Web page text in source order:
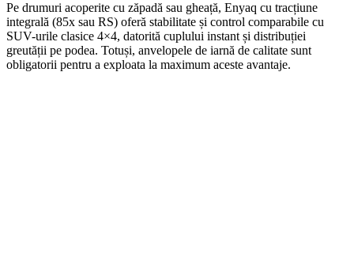
Pe drumuri acoperite cu zăpadă sau gheață, Enyaq cu tracțiune
integrală (85x sau RS) oferă stabilitate și control comparabile cu
SUV-urile clasice 4×4, datorită cuplului instant și distribuției
greutății pe podea. Totuși, anvelopele de iarnă de calitate sunt
obligatorii pentru a exploata la maximum aceste avantaje.